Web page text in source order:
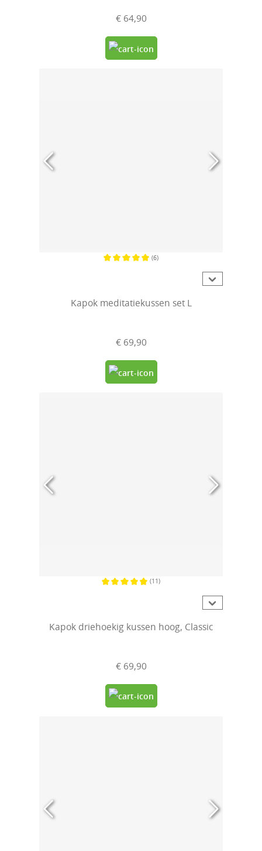
€ 64,90
(6)
Kapok meditatiekussen set L
€ 69,90
(11)
Kapok driehoekig kussen hoog, Classic
€ 69,90